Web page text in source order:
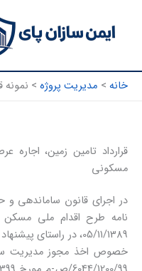
خانه مدیریت پروژه نمونه
قرارداد تامین زمین،
مسکونی
در اجرای قانون ساماندهی
05/11/1389، در راستای
خصوص اخذ مجوز مدیریت